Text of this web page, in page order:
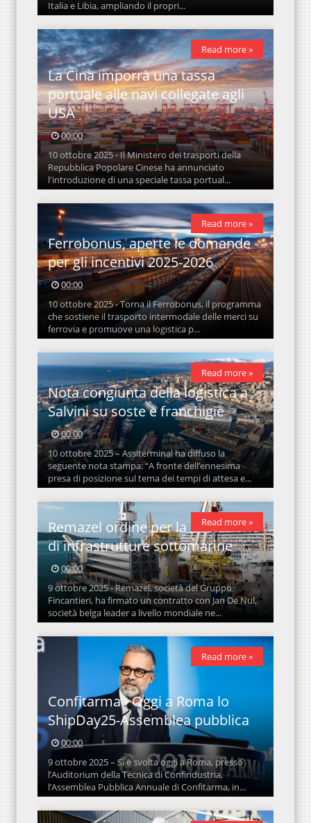
Italia e Libia, ampliando il propri...
La Cina imporrà una tassa
portuale alle navi collegate agli
USA
00:00
10 ottobre 2025 - Il Ministero dei trasporti della
Repubblica Popolare Cinese ha annunciato
l'introduzione di una speciale tassa portual...
Read more »
Ferrobonus, aperte le domande
per gli incentivi 2025-2026
00:00
10 ottobre 2025 - Torna il Ferrobonus, il programma
che sostiene il trasporto intermodale delle merci su
ferrovia e promuove una logistica p...
Read more »
Nota congiunta della logistica a
Salvini su soste e franchigie
00:00
10 ottobre 2025 – Assiterminal ha diffuso la
seguente nota stampa: “A fronte dell’ennesima
presa di posizione sul tema dei tempi di attesa e...
Read more »
Remazel ordine per la protezione
di infrastrutture sottomarine
00:00
9 ottobre 2025 - Remazel, società del Gruppo
Fincantieri, ha firmato un contratto con Jan De Nul,
società belga leader a livello mondiale ne...
Read more »
Confitarma - Oggi a Roma lo
ShipDay25-Assemblea pubblica
00:00
9 ottobre 2025 – Si è svolta oggi a Roma, presso
l’Auditorium della Tecnica di Confindustria,
l’Assemblea Pubblica Annuale di Confitarma, in...
Read more »